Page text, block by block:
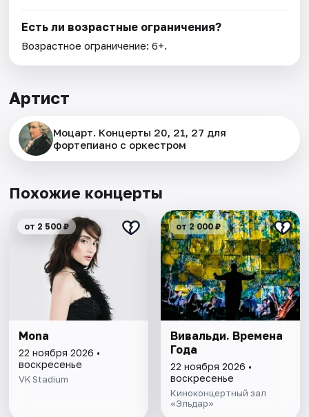
Есть ли возрастные ограничения?
Возрастное ограничение: 6+.
Артист
Моцарт. Концерты 20, 21, 27 для
фортепиано с оркестром
Похожие концерты
от 2 500 ₽
Mona
22 ноября 2026 •
воскресенье
VK Stadium
от 2 000 ₽
Вивальди. Времена
Года
22 ноября 2026 •
воскресенье
Киноконцертный зал
«Эльдар»